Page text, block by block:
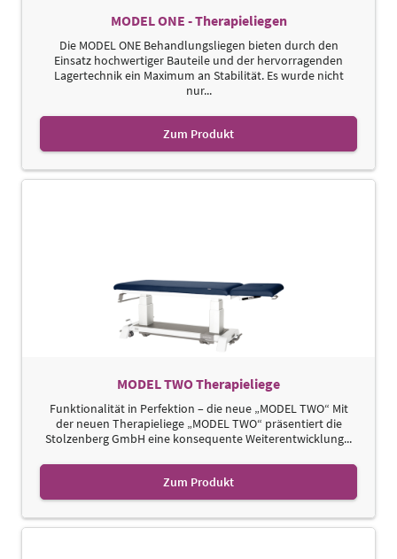
MODEL ONE - Therapieliegen
Die MODEL ONE Behandlungsliegen bieten durch den
Einsatz hochwertiger Bauteile und der hervorragenden
Lagertechnik ein Maximum an Stabilität. Es wurde nicht
nur...
Zum Produkt
MODEL TWO Therapieliege
Funktionalität in Perfektion – die neue „MODEL TWO“ Mit
der neuen Therapieliege „MODEL TWO“ präsentiert die
Stolzenberg GmbH eine konsequente Weiterentwicklung...
Zum Produkt